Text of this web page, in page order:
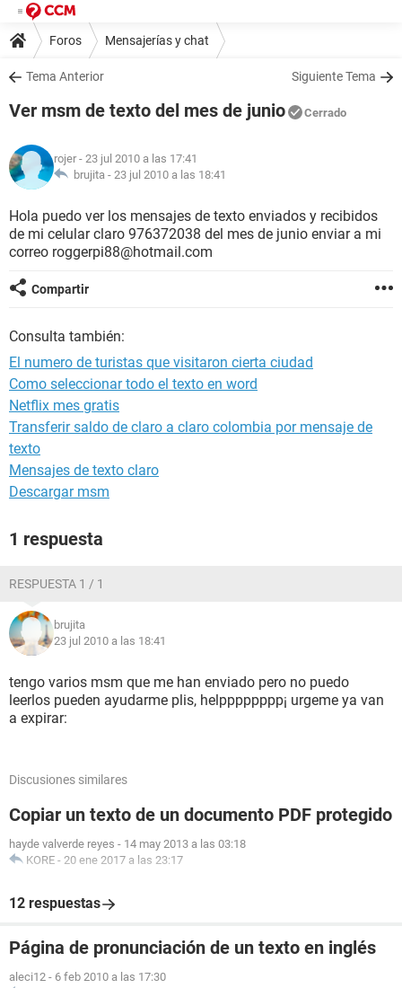
Foros Mensajerías y chat
Tema Anterior Siguiente Tema
Ver msm de texto del mes de junio Cerrado
rojer - 23 jul 2010 a las 17:41
brujita - 23 jul 2010 a las 18:41
Hola puedo ver los mensajes de texto enviados y recibidos
de mi celular claro 976372038 del mes de junio enviar a mi
correo roggerpi88@hotmail.com
Compartir
Consulta también:
El numero de turistas que visitaron cierta ciudad
Como seleccionar todo el texto en word
Netflix mes gratis
Transferir saldo de claro a claro colombia por mensaje de
texto
Mensajes de texto claro
Descargar msm
1 respuesta
RESPUESTA 1 / 1
brujita
23 jul 2010 a las 18:41
tengo varios msm que me han enviado pero no puedo
leerlos pueden ayudarme plis, helpppppppp¡ urgeme ya van
a expirar:
Discusiones similares
Copiar un texto de un documento PDF protegido
hayde valverde reyes - 14 may 2013 a las 03:18
KORE - 20 ene 2017 a las 23:17
12 respuestas
Página de pronunciación de un texto en inglés
aleci12 - 6 feb 2010 a las 17:30